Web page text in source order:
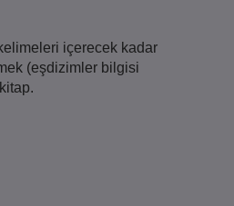
içerecek kadar
(eşdizimler bilgisi